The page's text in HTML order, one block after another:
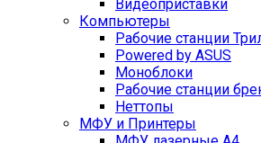
Видеоприставки
Компьютеры
Рабочие станции
Powered by ASUS
Моноблоки
Рабочие станции
Неттопы
МФУ и Принтеры